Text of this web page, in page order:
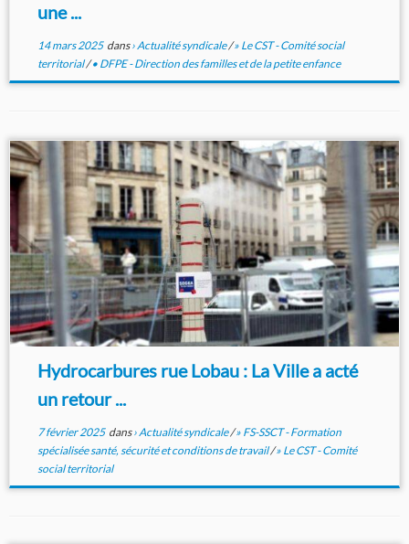
une ...
14 mars 2025dans› Actualité syndicale/» Le CST - Comité social
territorial/• DFPE - Direction des familles et de la petite enfance
Hydrocarbures rue Lobau : La Ville a acté
un retour ...
7 février 2025dans› Actualité syndicale/» FS-SSCT - Formation
spécialisée santé, sécurité et conditions de travail/» Le CST - Comité
social territorial